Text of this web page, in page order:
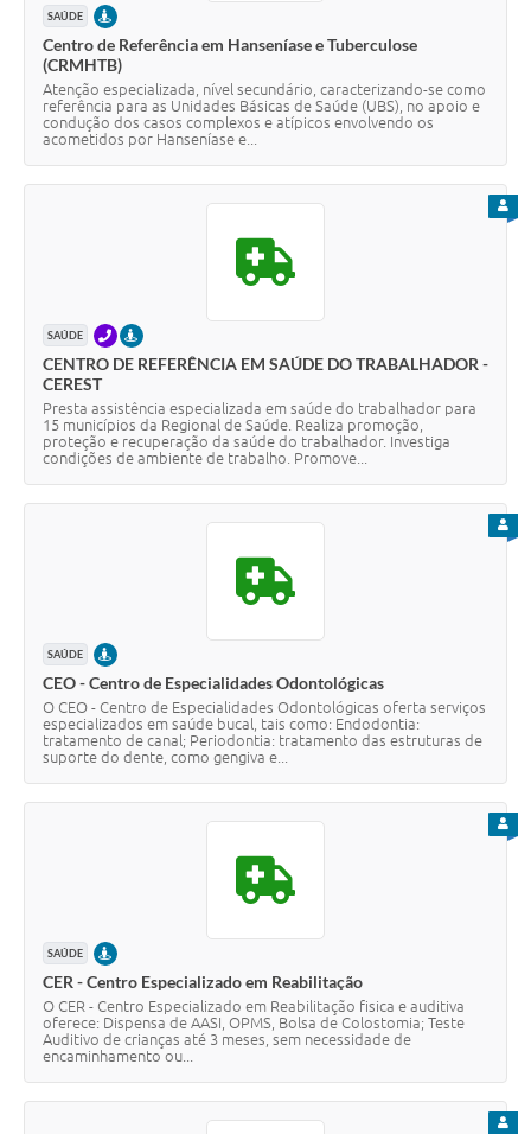
SAÚDE PRESENCIAL
Centro de Referência em Hanseníase e Tuberculose
(CRMHTB)
Atenção especializada, nível secundário, caracterizando-se como
referência para as Unidades Básicas de Saúde (UBS), no apoio e
condução dos casos complexos e atípicos envolvendo os
acometidos por Hanseníase e...
SAÚDE TELEFONEPRESENCIAL
CENTRO DE REFERÊNCIA EM SAÚDE DO TRABALHADOR -
CEREST
Presta assistência especializada em saúde do trabalhador para
15 municípios da Regional de Saúde. Realiza promoção,
proteção e recuperação da saúde do trabalhador. Investiga
condições de ambiente de trabalho. Promove...
SAÚDE PRESENCIAL
CEO - Centro de Especialidades Odontológicas
O CEO - Centro de Especialidades Odontológicas oferta serviços
especializados em saúde bucal, tais como: Endodontia:
tratamento de canal; Periodontia: tratamento das estruturas de
suporte do dente, como gengiva e...
SAÚDE PRESENCIAL
CER - Centro Especializado em Reabilitação
O CER - Centro Especializado em Reabilitação fisica e auditiva
oferece: Dispensa de AASI, OPMS, Bolsa de Colostomia; Teste
Auditivo de crianças até 3 meses, sem necessidade de
encaminhamento ou...